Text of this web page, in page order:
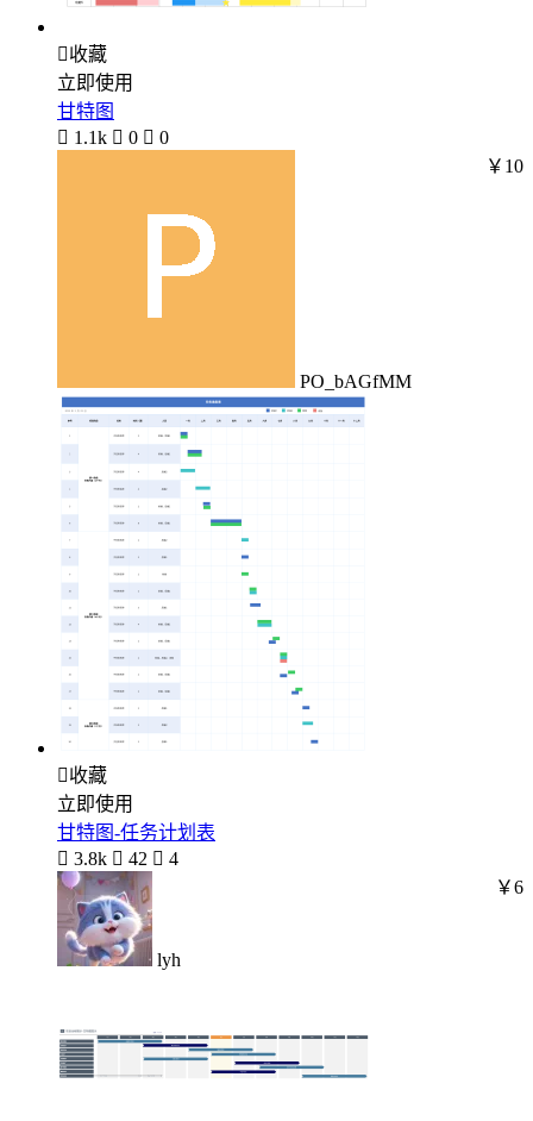
收藏
立即使用
甘特图
 1.1k  0  0
PO_bAGfMM
￥10
收藏
立即使用
甘特图-任务计划表
 3.8k  42  4
lyh
￥6